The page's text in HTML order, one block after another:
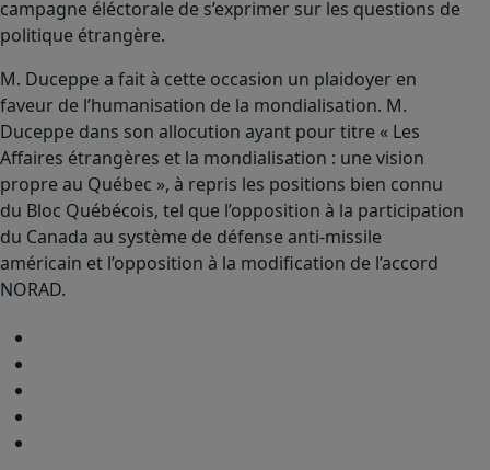
campagne éléctorale de s’exprimer sur les questions de
politique étrangère.
M. Duceppe a fait à cette occasion un plaidoyer en
faveur de l’humanisation de la mondialisation. M.
Duceppe dans son allocution ayant pour titre « Les
Affaires étrangères et la mondialisation : une vision
propre au Québec », à repris les positions bien connu
du Bloc Québécois, tel que l’opposition à la participation
du Canada au système de défense anti-missile
américain et l’opposition à la modification de l’accord
NORAD.